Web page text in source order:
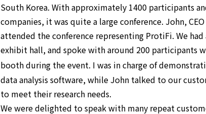
South Korea. With approximately 1400 participants
companies, it was quite a large conference. John,
attended the conference representing ProtiFi. We
exhibit hall, and spoke with around 200 participants
booth during the event. I was in charge of
data analysis software, while John talked to our
to meet their research needs.
We were delighted to speak with many repeat